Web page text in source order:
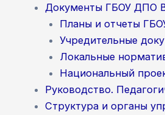
Документы ГБОУ ДПО
Планы и отчеты
Учредительные
Локальные
Национальный
Руководство.
Структура и органы